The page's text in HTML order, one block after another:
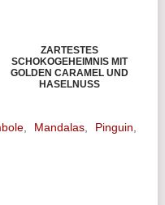
ZARTESTES
SCHOKOGEHEIMNIS MIT
GOLDEN CARAMEL UND
HASELNUSS
, Mandalas, Pinguin